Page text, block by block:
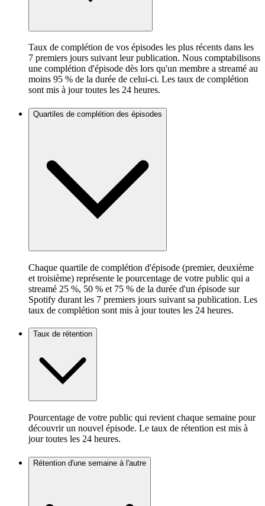
Taux de complétion de vos épisodes les plus récents dans les
7 premiers jours suivant leur publication. Nous comptabilisons
une complétion d'épisode dès lors qu'un membre a streamé au
moins 95 % de la durée de celui-ci. Les taux de complétion
sont mis à jour toutes les 24 heures.
Quartiles de complétion des épisodes
Chaque quartile de complétion d'épisode (premier, deuxième
et troisième) représente le pourcentage de votre public qui a
streamé 25 %, 50 % et 75 % de la durée d'un épisode sur
Spotify durant les 7 premiers jours suivant sa publication. Les
taux de complétion sont mis à jour toutes les 24 heures.
Taux de rétention
Pourcentage de votre public qui revient chaque semaine pour
découvrir un nouvel épisode. Le taux de rétention est mis à
jour toutes les 24 heures.
Rétention d'une semaine à l'autre